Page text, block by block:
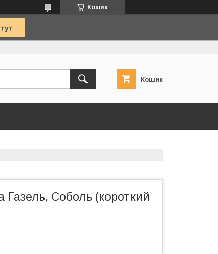
Кошик
Кошик
Газель, Соболь (короткий